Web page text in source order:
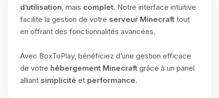
d’utilisation, mais complet. Notre interface intuitive
facilite la gestion de votre serveur Minecraft tout
en offrant des fonctionnalités avancées.
Avec BoxToPlay, bénéficiez d’une gestion efficace
de votre hébergement Minecraft grâce à un panel
alliant simplicité et performance.